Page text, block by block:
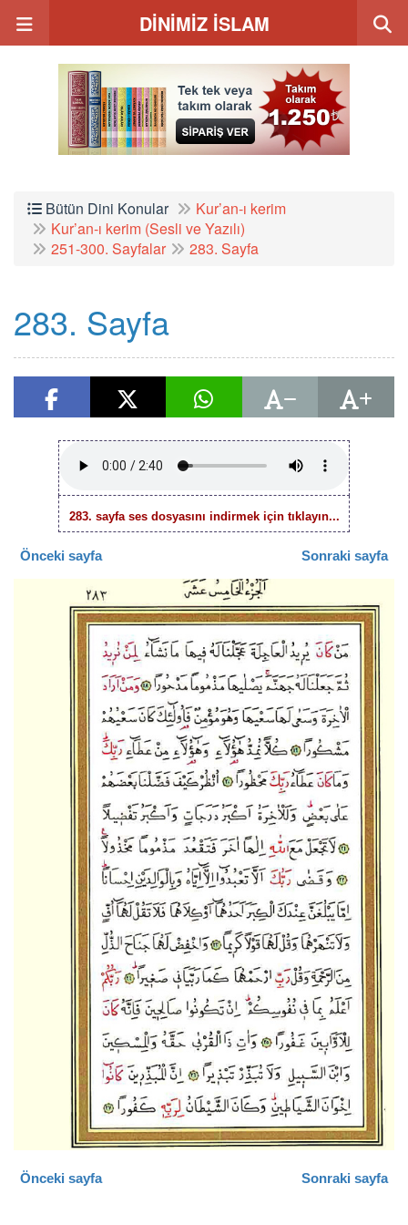
DİNİMİZ İSLAM
Bütün Dini Konular
Kur’an-ı kerim
Kur’an-ı kerim (Sesli ve Yazılı)
251-300. Sayfalar
283. Sayfa
283. Sayfa
283. sayfa ses dosyasını indirmek için tıklayın...
Önceki sayfa Sonraki sayfa
Önceki sayfa Sonraki sayfa